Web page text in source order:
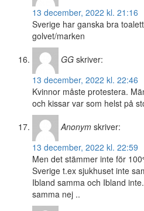
13 december, 2022 kl. 21:16
Sverige har ganska bra
golvet/marken
GG skriver:
13 december, 2022 kl. 22:46
Kvinnor måste protestera.
och kissar var som helst på
Anonym skriver:
13 december, 2022 kl. 22:59
Men det stämmer inte för
Sverige t.ex sjukhuset inte
Ibland samma och Ibland
samma nej ..